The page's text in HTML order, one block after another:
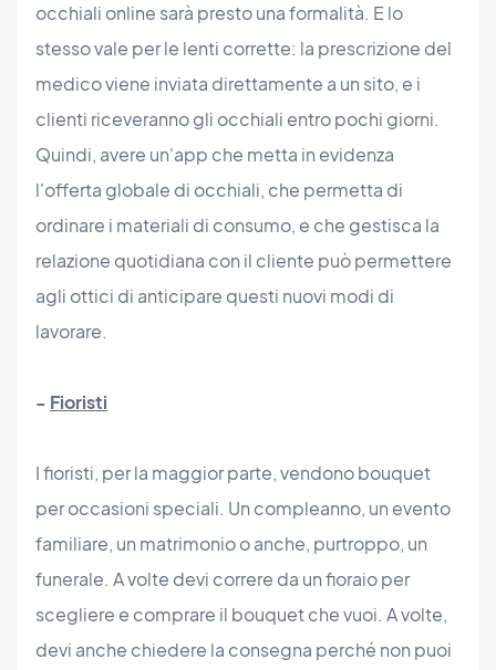
occhiali online sarà presto una formalità. E lo
stesso vale per le lenti corrette: la prescrizione del
medico viene inviata direttamente a un sito, e i
clienti riceveranno gli occhiali entro pochi giorni.
Quindi, avere un'app che metta in evidenza
l'offerta globale di occhiali, che permetta di
ordinare i materiali di consumo, e che gestisca la
relazione quotidiana con il cliente può permettere
agli ottici di anticipare questi nuovi modi di
lavorare.
- Fioristi
I fioristi, per la maggior parte, vendono bouquet
per occasioni speciali. Un compleanno, un evento
familiare, un matrimonio o anche, purtroppo, un
funerale. A volte devi correre da un fioraio per
scegliere e comprare il bouquet che vuoi. A volte,
devi anche chiedere la consegna perché non puoi